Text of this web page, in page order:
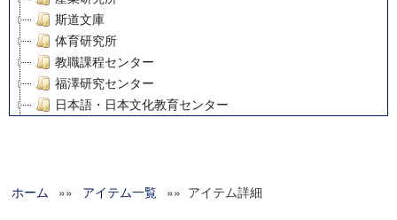
斯道文庫
体育研究所
教職課程センター
福澤研究センター
日本語・日本文化教育センター
グローバルリサーチインスティテュート
ホーム »» アイテム一覧 »» アイテム詳細